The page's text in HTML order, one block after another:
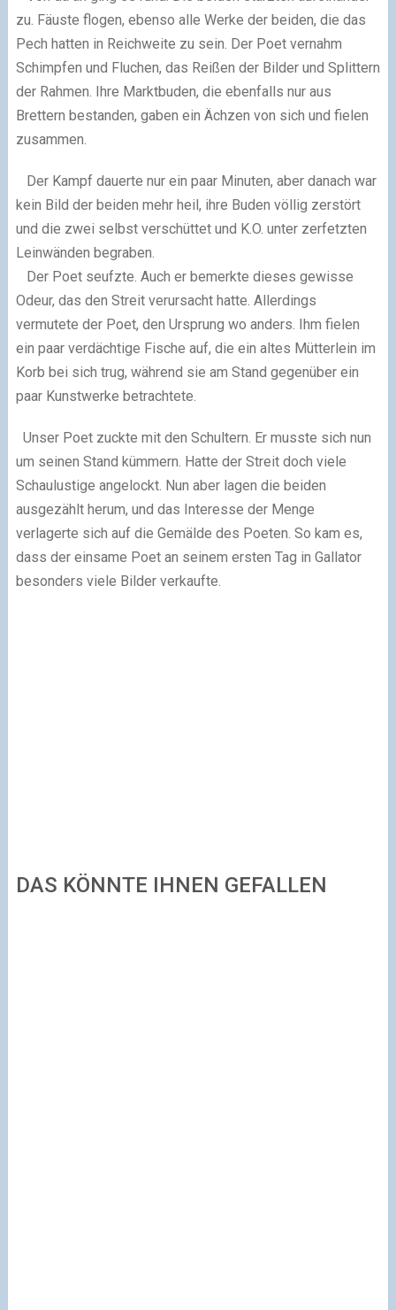
zu. Fäuste flogen, ebenso alle Werke der beiden, die das
Pech hatten in Reichweite zu sein. Der Poet vernahm
Schimpfen und Fluchen, das Reißen der Bilder und Splittern
der Rahmen. Ihre Marktbuden, die ebenfalls nur aus
Brettern bestanden, gaben ein Ächzen von sich und fielen
zusammen.
Der Kampf dauerte nur ein paar Minuten, aber danach war
kein Bild der beiden mehr heil, ihre Buden völlig zerstört
und die zwei selbst verschüttet und K.O. unter zerfetzten
Leinwänden begraben.
Der Poet seufzte. Auch er bemerkte dieses gewisse
Odeur, das den Streit verursacht hatte. Allerdings
vermutete der Poet, den Ursprung wo anders. Ihm fielen
ein paar verdächtige Fische auf, die ein altes Mütterlein im
Korb bei sich trug, während sie am Stand gegenüber ein
paar Kunstwerke betrachtete.
Unser Poet zuckte mit den Schultern. Er musste sich nun
um seinen Stand kümmern. Hatte der Streit doch viele
Schaulustige angelockt. Nun aber lagen die beiden
ausgezählt herum, und das Interesse der Menge
verlagerte sich auf die Gemälde des Poeten. So kam es,
dass der einsame Poet an seinem ersten Tag in Gallator
besonders viele Bilder verkaufte.
DAS KÖNNTE IHNEN GEFALLEN